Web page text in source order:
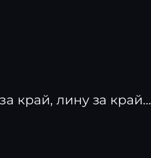
край, лину за край…